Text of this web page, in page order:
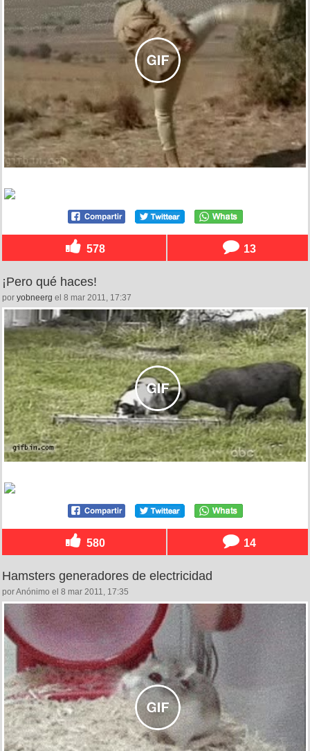
578 13
¡Pero qué haces!
por yobneerg el 8 mar 2011, 17:37
580 14
Hamsters generadores de electricidad
por Anónimo el 8 mar 2011, 17:35